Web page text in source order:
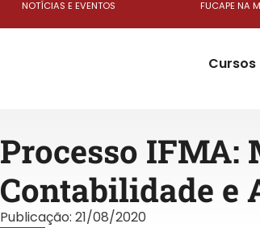
NOTÍCIAS E EVENTOS FUCAPE NA
Cursos
Processo IFMA:
Contabilidade e
Publicação: 21/08/2020